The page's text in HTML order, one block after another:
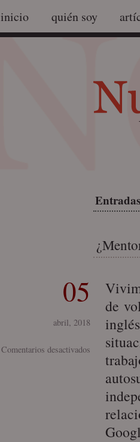
inicio quién soy
05
abril, 2018
Comentarios desactivados
¿Mentor
coach?
de